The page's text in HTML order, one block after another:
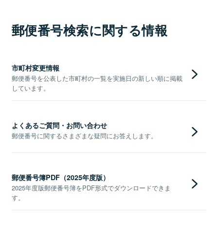
郵便番号検索に関する情報
市町村変更情報
郵便番号を公表した市町村の一覧を実施日の新しい順に掲載
しています。
よくあるご質問・お問い合わせ
郵便番号に関するさまざまな疑問にお答えします。
郵便番号簿PDF（2025年度版）
2025年度版郵便番号簿をPDF形式でダウンロードできま
す。